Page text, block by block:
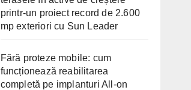
printr-un proiect record de 2.600
mp exteriori cu Sun Leader
Fără proteze mobile: cum
funcționează reabilitarea
completă pe implanturi All-on